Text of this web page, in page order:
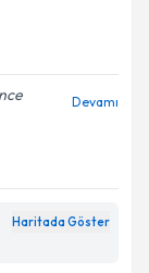
belirtilen
Devamı
Haritada Göster